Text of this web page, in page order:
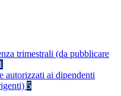
trimestrali (da pubblicare
autorizzati ai dipendenti
5